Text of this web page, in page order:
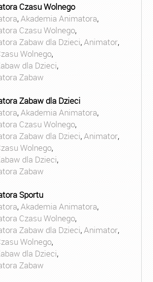
Czasu Wolnego
,Akademia Animatora,
Czasu Wolnego,
Zabaw dla Dzieci,Animator,
Wolnego,
dla Dzieci,
Zabaw
Zabaw dla Dzieci
,Akademia Animatora,
Czasu Wolnego,
Zabaw dla Dzieci,Animator,
Wolnego,
dla Dzieci,
Zabaw
Sportu
,Akademia Animatora,
Czasu Wolnego,
Zabaw dla Dzieci,Animator,
Wolnego,
dla Dzieci,
Zabaw